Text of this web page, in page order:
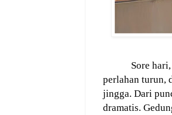
Sore
perlahan turun,
jingga. Dari
dramatis.